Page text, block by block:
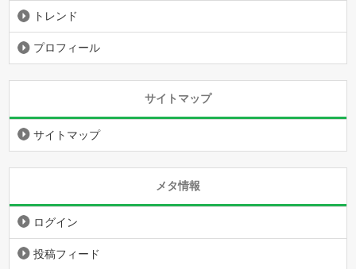
トレンド
プロフィール
サイトマップ
サイトマップ
メタ情報
ログイン
投稿フィード